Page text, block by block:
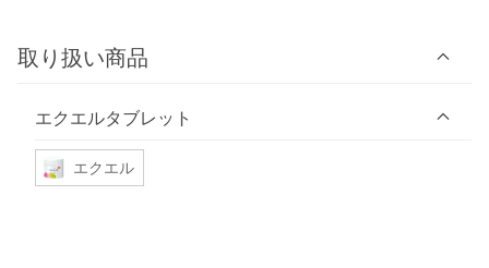
取り扱い商品
エクエルタブレット
エクエル